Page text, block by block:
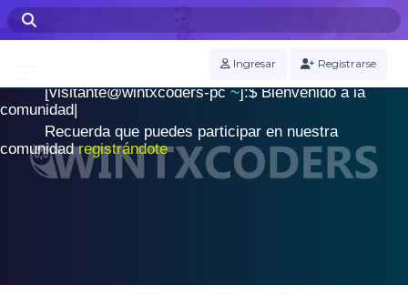
Ingresar Registrarse
WINTXCODERS Terminal
[visitante@wintxcoders-pc~]:$ .
Bienvenido a la
comunidad|
Recuerda que puedes participar en nuestra
comunidadregistrándote